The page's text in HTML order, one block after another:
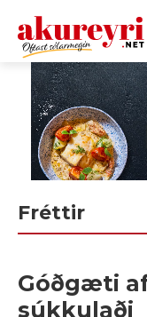
Leita
Fréttir
Góðgæti
súkkulaði